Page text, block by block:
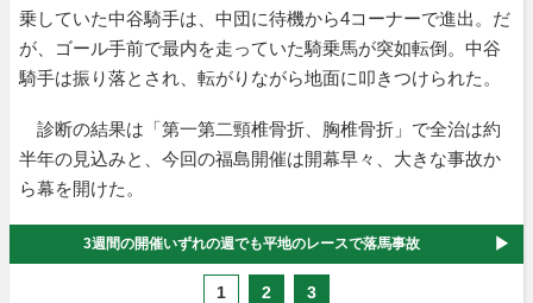
乗していた中谷騎手は、中団に待機から4コーナーで進出。だ
が、ゴール手前で最内を走っていた騎乗馬が突如転倒。中谷
騎手は振り落とされ、転がりながら地面に叩きつけられた。
診断の結果は「第一第二頸椎骨折、胸椎骨折」で全治は約
半年の見込みと、今回の福島開催は開幕早々、大きな事故か
ら幕を開けた。
3週間の開催いずれの週でも平地のレースで落馬事故
1 2 3